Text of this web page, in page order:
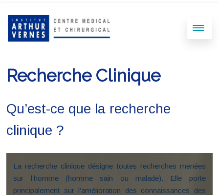
Recherche Clinique
Qu’est-ce que la recherche
clinique ?
La recherche clinique désigne toutes recherches menées
sur l’homme (homme sain ou malade). Elle porte
principalement sur l’amélioration des connaissances des